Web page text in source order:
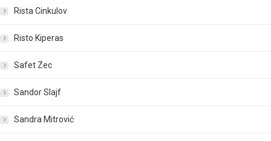
Rista Cinkulov
Risto Kiperas
Safet Zec
Sandor Slajf
Sandra Mitrović